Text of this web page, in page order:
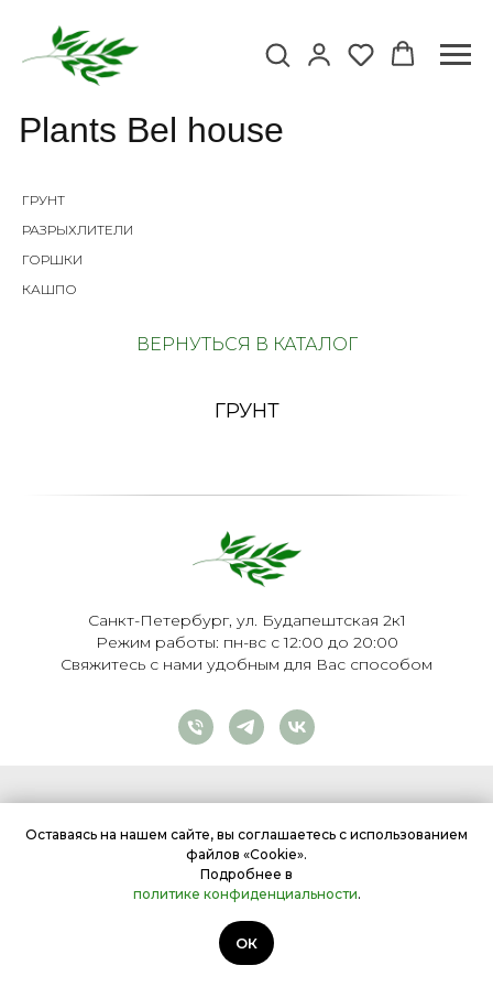
Plants Bel house
Оставаясь на нашем сайте, вы соглашаетесь с использованием
файлов «Cookie».
Подробнее в
политике конфиденциальности.
ОК
ГРУНТ
РАЗРЫХЛИТЕЛИ
ГОРШКИ
КАШПО
ВЕРНУТЬСЯ В КАТАЛОГ
ГРУНТ
Санкт-Петербург, ул. Будапештская 2к1
Режим работы: пн-вс с 12:00 до 20:00
Свяжитесь с нами удобным для Вас способом
ПОЛИТИКА КОНФИДЕНЦИАЛЬНОСТИ
СОГЛАСИЕ НА ОБРАБОТКУ ПЕРСОНАЛЬНЫХ ДАННЫХ
ОФЕРТА